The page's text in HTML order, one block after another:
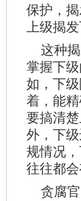
保护，
上级揭发
这种揭
掌握下
如，下
着，能
要搞清
外，下
规情况
往往都会
贪腐官